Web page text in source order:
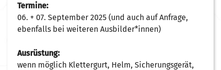
Termine:
06. + 07. September 2025 (und auch auf Anfrage,
ebenfalls bei weiteren Ausbilder*innen)
Ausrüstung:
wenn möglich Klettergurt, Helm, Sicherungsgerät,